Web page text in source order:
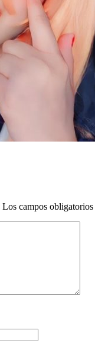
Los campos obligatorios